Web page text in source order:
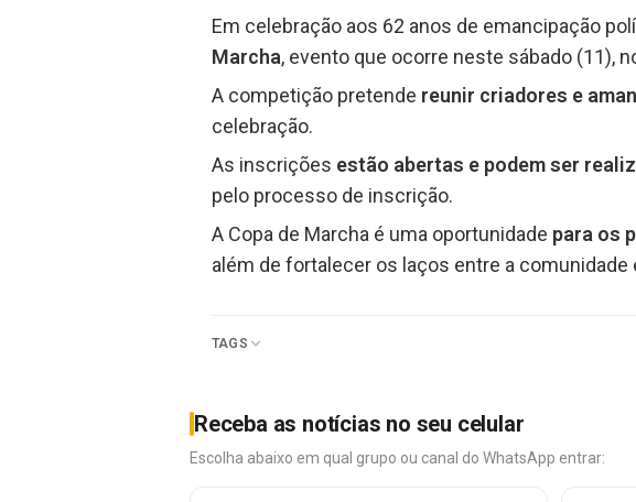
Em celebração aos 62 anos de emancipação
Marcha, evento que ocorre neste sábado (11),
A competição pretende reunir criadores e
celebração.
As inscrições estão abertas e podem ser
pelo processo de inscrição.
A Copa de Marcha é uma oportunidade para os
além de fortalecer os laços entre a comunidade
TAGS
Receba as notícias no seu celular
Escolha abaixo em qual grupo ou canal do WhatsApp entrar: